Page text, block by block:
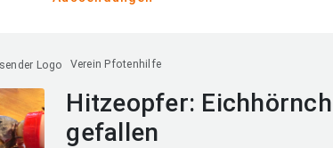
Verein Pfotenhilfe
Hitzeopfer:
gefallen